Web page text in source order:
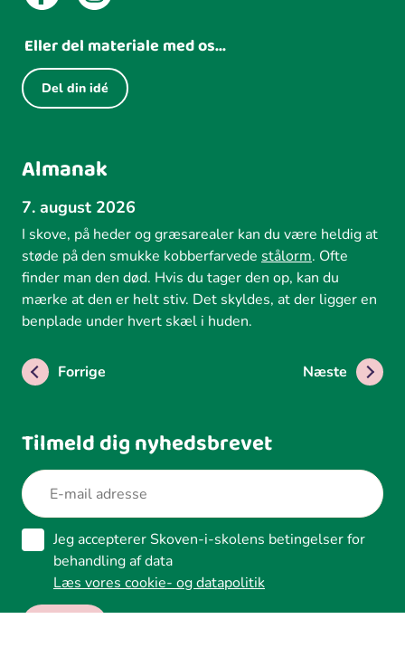
Eller del materiale med os...
Del din idé
Almanak
7. august 2026
I skove, på heder og græsarealer kan du være heldig at
støde på den smukke kobberfarvede stålorm. Ofte
finder man den død. Hvis du tager den op, kan du
mærke at den er helt stiv. Det skyldes, at der ligger en
benplade under hvert skæl i huden.
Forrige Næste
Tilmeld dig nyhedsbrevet
Jeg accepterer Skoven-i-skolens betingelser for
behandling af data
Læs vores cookie- og datapolitik